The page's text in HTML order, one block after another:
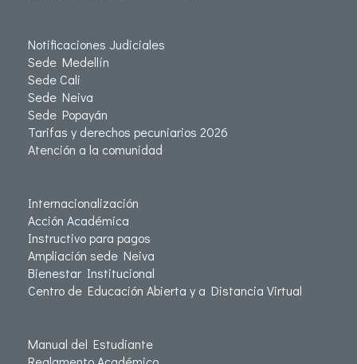
Notificaciones Judiciales
Sede Medellín
Sede Cali
Sede Neiva
Sede Popayán
Tarifas y derechos pecuniarios 2026
Atención a la comunidad
Internacionalización
Acción Académica
Instructivo para pagos
Ampliación sede Neiva
Bienestar Institucional
Centro de Educación Abierta y a Distancia Virtual
Manual del Estudiante